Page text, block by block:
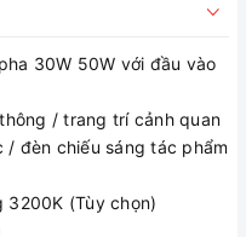
30W 50W với đầu vào
/ trang trí cảnh quan
đèn chiếu sáng tác phẩm
(Tùy chọn)